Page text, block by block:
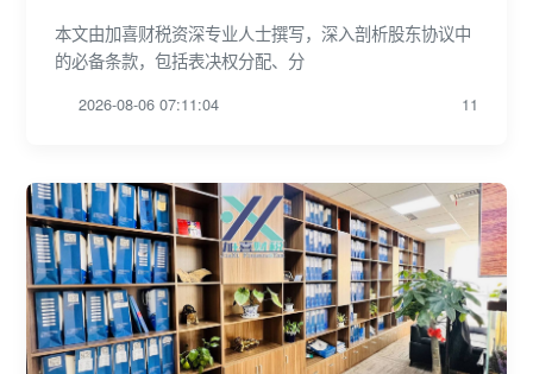
本文由加喜财税资深专业人士撰写，深入剖析股东协议中
的必备条款，包括表决权分配、分
2026-08-06 07:11:04 11